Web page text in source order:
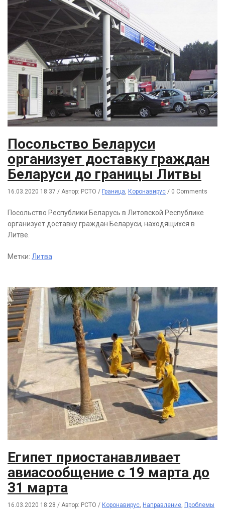
Посольство Беларуси
организует доставку граждан
Беларуси до границы Литвы
16.03.2020 18:37 / Автор: РСТО / Граница, Коронавирус / 0 Comments
Посольство Республики Беларусь в Литовской Республике
организует доставку граждан Беларуси, находящихся в
Литве.
Метки: Литва
Египет приостанавливает
авиасообщение с 19 марта до
31 марта
16.03.2020 18:28 / Автор: РСТО / Коронавирус Направление Проблемы